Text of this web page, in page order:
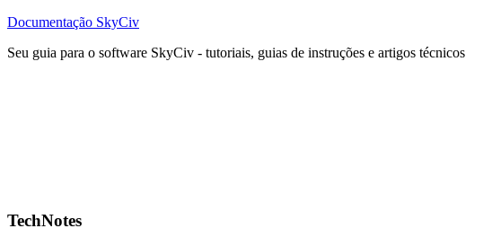
Documentação SkyCiv
Seu guia para o software SkyCiv - tutoriais, guias de instruções e artigos técnicos
TechNotes